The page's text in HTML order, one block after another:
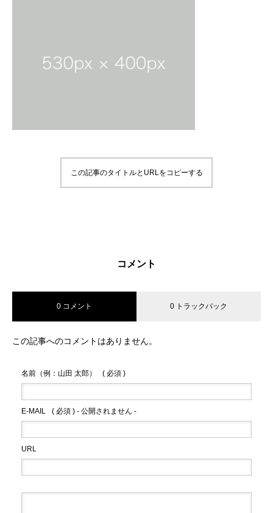
この記事のタイトルとURLをコピーする
コメント
0 コメント 0 トラックバック
この記事へのコメントはありません。
名前（例：山田 太郎） ( 必須 )
E-MAIL ( 必須 ) - 公開されません -
URL